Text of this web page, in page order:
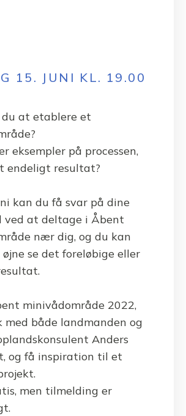
15. JUNI KL. 19.00
du at etablere et
eksempler på processen,
endeligt resultat?
kan du få svar på dine
ved at deltage i Åbent
nær dig, og du kan
øjne se det foreløbige eller
minivådområde 2022,
med både landmanden og
Anders
og få inspiration til et
men tilmelding er